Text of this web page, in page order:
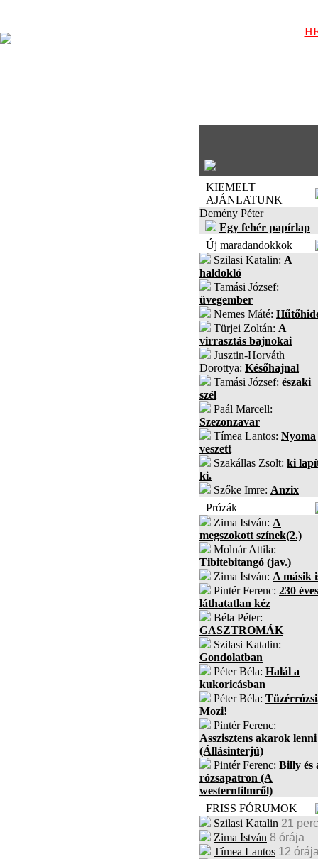
KIEMELT
AJÁNLATUNK
Demény Péter
Egy fehér papírlap
Új maradandokkok
Szilasi Katalin: A
haldokló
Tamási József:
üvegember
Nemes Máté:
Türjei Zoltán: A
virrasztás bajnokai
Jusztin-Horváth
Dorottya: Későhajnal
Tamási József: északi
szél
Paál Marcell:
Szezonzavar
Tímea Lantos: Nyoma
veszett
Szakállas Zsolt: ki
ki.
Szőke Imre: Anzix
Prózák
Zima István: A
megszokott színek(2.)
Molnár Attila:
Tibitebitangó (jav.)
Zima István: A másik
Pintér Ferenc: 230
láthatatlan kéz
Béla Péter:
GASZTROMÁK
Szilasi Katalin:
Gondolatban
Péter Béla: Halál a
kukoricásban
Péter Béla:
Mozi!
Pintér Ferenc:
Asszisztens akarok lenni
(Állásinterjú)
Pintér Ferenc: Billy és
rózsapatron (A
westernfilmről)
FRISS FÓRUMOK
Szilasi Katalin 21
Zima István 8 órája
Tímea Lantos 12 órája